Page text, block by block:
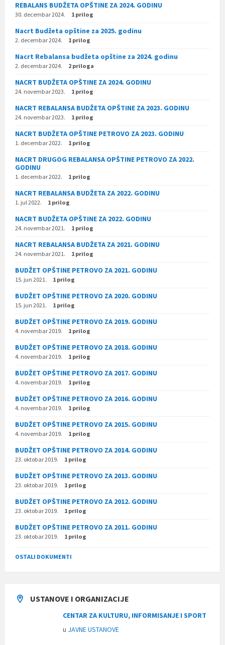
REBALANS BUDŽETA OPŠTINE ZA 2024. GODINU
30. decembar 2024. 1 prilog
Nacrt Budžeta opštine za 2025. godinu
2. decembar 2024. 1 prilog
Nacrt Rebalansa budžeta opštine za 2024. godinu
2. decembar 2024. 2 priloga
NACRT BUDŽETA OPŠTINE ZA 2024. GODINU
24. novembar 2023. 1 prilog
NACRT REBALANSA BUDŽETA OPŠTINE ZA 2023. GODINU
24. novembar 2023. 1 prilog
NACRT BUDŽETA OPŠTINE PETROVO ZA 2023. GODINU
1. decembar 2022. 1 prilog
NACRT DRUGOG REBALANSA OPŠTINE PETROVO ZA 2022.
GODINU
1. decembar 2022. 1 prilog
NACRT REBALANSA BUDŽETA ZA 2022. GODINU
1. jul 2022. 1 prilog
NACRT BUDŽETA OPŠTINE ZA 2022. GODINU
24. novembar 2021. 1 prilog
NACRT REBALANSA BUDŽETA ZA 2021. GODINU
24. novembar 2021. 1 prilog
BUDŽET OPŠTINE PETROVO ZA 2021. GODINU
15. jun 2021. 1 prilog
BUDŽET OPŠTINE PETROVO ZA 2020. GODINU
15. jun 2021. 1 prilog
BUDŽET OPŠTINE PETROVO ZA 2019. GODINU
4. novembar 2019. 1 prilog
BUDŽET OPŠTINE PETROVO ZA 2018. GODINU
4. novembar 2019. 1 prilog
BUDŽET OPŠTINE PETROVO ZA 2017. GODINU
4. novembar 2019. 1 prilog
BUDŽET OPŠTINE PETROVO ZA 2016. GODINU
4. novembar 2019. 1 prilog
BUDŽET OPŠTINE PETROVO ZA 2015. GODINU
4. novembar 2019. 1 prilog
BUDŽET OPŠTINE PETROVO ZA 2014. GODINU
23. oktobar 2019. 1 prilog
BUDŽET OPŠTINE PETROVO ZA 2013. GODINU
23. oktobar 2019. 1 prilog
BUDŽET OPŠTINE PETROVO ZA 2012. GODINU
23. oktobar 2019. 1 prilog
BUDŽET OPŠTINE PETROVO ZA 2011. GODINU
23. oktobar 2019. 1 prilog
OSTALI DOKUMENTI
USTANOVE I ORGANIZACIJE
CENTAR ZA KULTURU, INFORMISANJE I SPORT
u JAVNE USTANOVE